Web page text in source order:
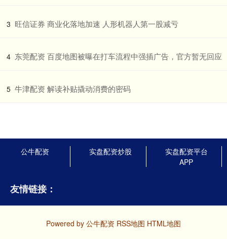
3 ​旺信证券 商业化落地加速 人形机器人第一股减亏
4 ​东莞配资 百度地图被曝在打车流程中强插广告，官方暂无回应
5 ​牛津配资 解读补贴撬动消费的密码
公牛配资 实盘配资炒股
实盘配资平台
APP
友情链接：
Powered by 公牛配资 RSS地图 HTML地图